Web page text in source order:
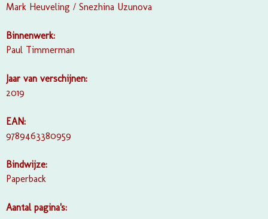
Mark Heuveling / Snezhina Uzunova
Binnenwerk:
Paul Timmerman
Jaar van verschijnen:
2019
EAN:
9789463380959
Bindwijze:
Paperback
Aantal pagina's: